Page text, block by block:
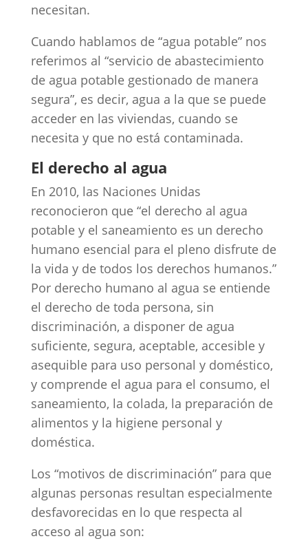
necesitan.
Cuando hablamos de “agua potable” nos
referimos al “servicio de abastecimiento
de agua potable gestionado de manera
segura”, es decir, agua a la que se puede
acceder en las viviendas, cuando se
necesita y que no está contaminada.
El derecho al agua
En 2010, las Naciones Unidas
reconocieron que “el derecho al agua
potable y el saneamiento es un derecho
humano esencial para el pleno disfrute de
la vida y de todos los derechos humanos.”
Por derecho humano al agua se entiende
el derecho de toda persona, sin
discriminación, a disponer de agua
suficiente, segura, aceptable, accesible y
asequible para uso personal y doméstico,
y comprende el agua para el consumo, el
saneamiento, la colada, la preparación de
alimentos y la higiene personal y
doméstica.
Los “motivos de discriminación” para que
algunas personas resultan especialmente
desfavorecidas en lo que respecta al
acceso al agua son: